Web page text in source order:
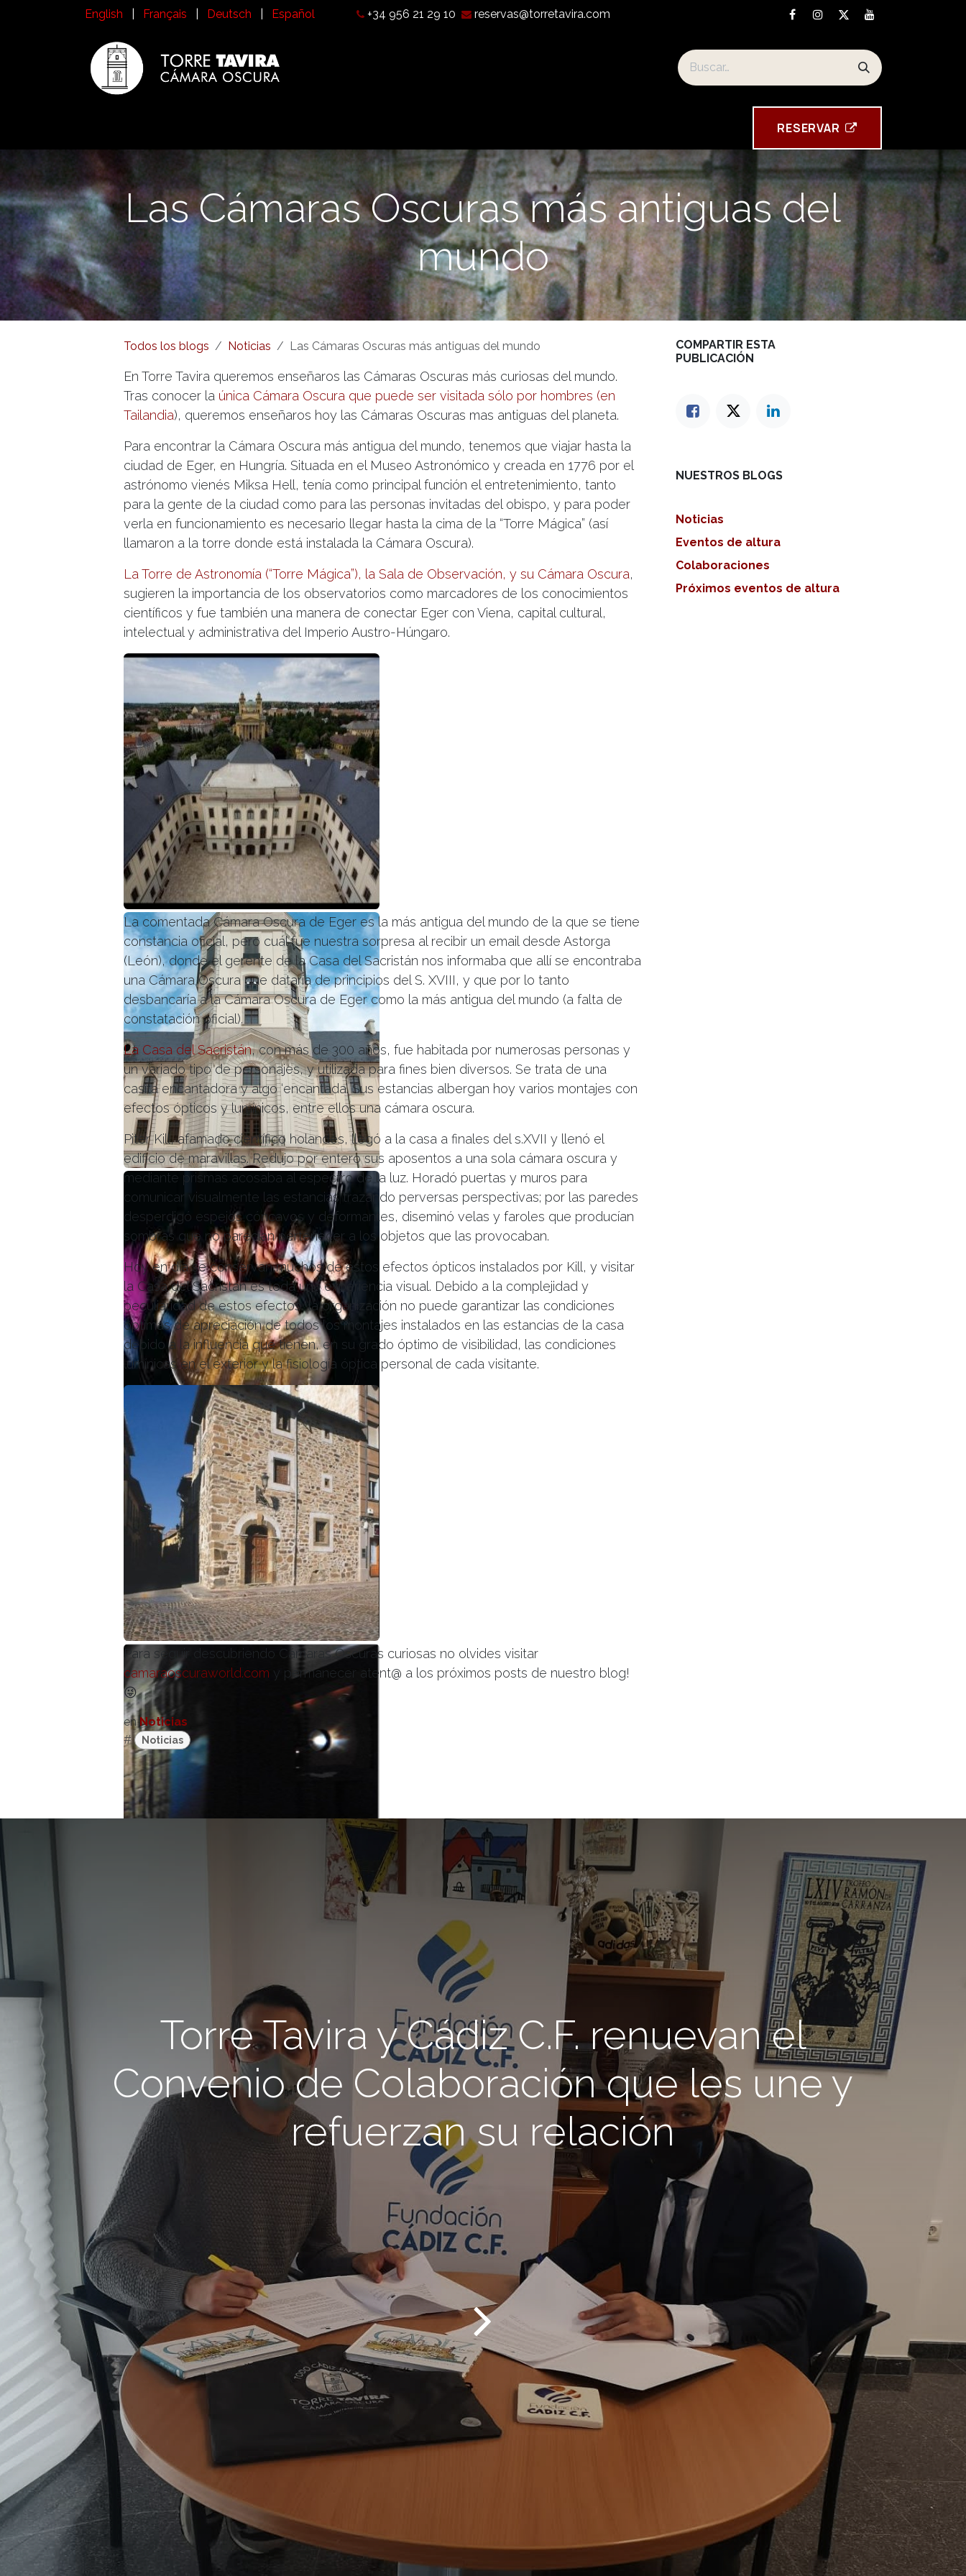
English Français Deutsch Español +34 956 21 29 10 reservas@torretavira.com
Los souvenirs de la Torre Tavira
RESE​​​​RVAR
Las Cámaras Oscuras más antiguas del
mundo
Todos los blogs Noticias Las Cámaras Oscuras más antiguas del mundo
En Torre Tavira queremos enseñaros las Cámaras Oscuras más curiosas del mundo.
Tras conocer la única Cámara Oscura que puede ser visitada sólo por hombres (en
Tailandia), queremos enseñaros hoy las Cámaras Oscuras mas antiguas del planeta.
Para encontrar la Cámara Oscura más antigua del mundo, tenemos que viajar hasta la
ciudad de Eger, en Hungría. Situada en el Museo Astronómico y creada en 1776 por el
astrónomo vienés Miksa Hell, tenía como principal función el entretenimiento, tanto
para la gente de la ciudad como para las personas invitadas del obispo, y para poder
verla en funcionamiento es necesario llegar hasta la cima de la “Torre Mágica” (así
llamaron a la torre donde está instalada la Cámara Oscura).
La Torre de Astronomía (“Torre Mágica”), la Sala de Observación, y su Cámara Oscura,
sugieren la importancia de los observatorios como marcadores de los conocimientos
científicos y fue también una manera de conectar Eger con Viena, capital cultural,
intelectual y administrativa del Imperio Austro-Húngaro.
La comentada Cámara Oscura de Eger es la más antigua del mundo de la que se tiene
constancia oficial, pero cuál fue nuestra sorpresa al recibir un email desde Astorga
(León), donde el gerente de la Casa del Sacristán nos informaba que allí se encontraba
una Cámara Oscura que dataría de principios del S. XVIII, y que por lo tanto
desbancaría a la Cámara Oscura de Eger como la más antigua del mundo (a falta de
constatación oficial).
La Casa del Sacristán, con más de 300 años, fue habitada por numerosas personas y
un variado tipo de personajes, y utilizada para fines bien diversos. Se trata de una
casita encantadora y algo ‘encantada’. Sus estancias albergan hoy varios montajes con
efectos ópticos y lumínicos, entre ellos una cámara oscura.
Piter Kill, afamado científico holandés, llegó a la casa a finales del s.XVII y llenó el
edificio de maravillas. Redujo por entero sus aposentos a una sola cámara oscura y
mediante prismas acosaba al espectro de la luz. Horadó puertas y muros para
comunicar visualmente las estancias trazando perversas perspectivas; por las paredes
desperdigó espejos cóncavos y deformantes, diseminó velas y faroles que producían
sombras que no parecían pertenecer a los objetos que las provocaban.
Hoy en día se conservan muchos de estos efectos ópticos instalados por Kill, y visitar
la Casa del Sacristán es toda una experiencia visual. Debido a la complejidad y
peculiaridad de estos efectos, la organización no puede garantizar las condiciones
óptimas de apreciación de todos los montajes instalados en las estancias de la casa
debido a la influencia que tienen, en su grado óptimo de visibilidad, las condiciones
lumínicas en el exterior y la fisiología óptica personal de cada visitante.
Para seguir descubriendo Cámaras Oscuras curiosas no olvides visitar
camaraoscuraworld.com y permanecer atent@ a los próximos posts de nuestro blog!
😜
enNoticias
#
Noticias
COMPARTIR ESTA
PUBLICACIÓN
NUESTROS BLOGS
Noticias
Eventos de altura
Colaboraciones
Próximos eventos de altura
Torre Tavira y Cádiz C.F. renuevan el
Convenio de Colaboración que les une y
refuerzan su relación